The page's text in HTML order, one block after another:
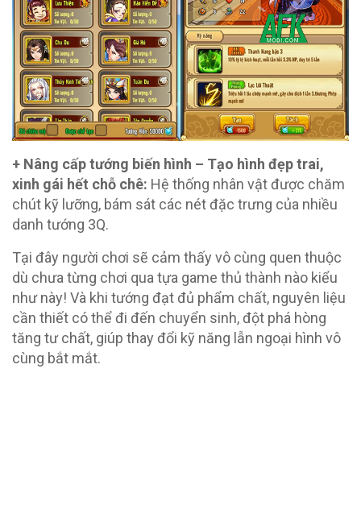
+ Nâng cấp tướng biến hình – Tạo hình đẹp trai,
xinh gái hết chỗ chê: Hệ thống nhân vật được chăm
chút kỹ lưỡng, bám sát các nét đặc trưng của nhiều
danh tướng 3Q.
Tại đây người chơi sẽ cảm thấy vô cùng quen thuộc
dù chưa từng chơi qua tựa game thủ thành nào kiểu
như này! Và khi tướng đạt đủ phẩm chất, nguyên liệu
cần thiết có thể đi đến chuyển sinh, đột phá hòng
tăng tư chất, giúp thay đổi kỹ năng lẫn ngoại hình vô
cùng bắt mắt.